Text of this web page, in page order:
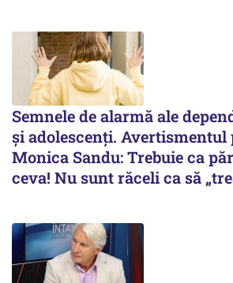
Semnele de alarmă ale
și adolescenți.
Monica Sandu: Trebuie ca
ceva! Nu sunt răceli ca să